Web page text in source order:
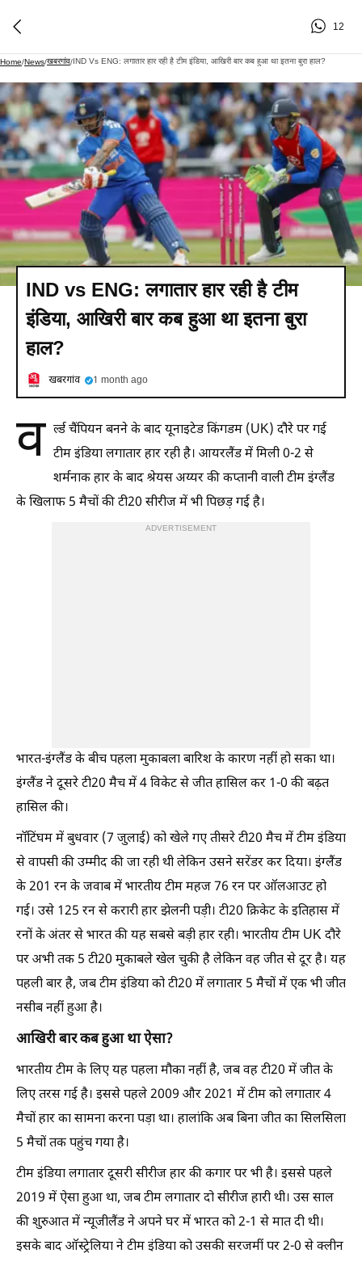
12
Home/News/खबरगांव/IND Vs ENG: लगातार हार रही है टीम इंडिया, आखिरी बार कब हुआ था इतना बुरा हाल?
IND vs ENG: लगातार हार रही है टीम
इंडिया, आखिरी बार कब हुआ था इतना बुरा
हाल?
खबरगांव 1 month ago
व र्ल्ड चैंपियन बनने के बाद यूनाइटेड किंगडम (UK) दौरे पर गई
टीम इंडिया लगातार हार रही है। आयरलैंड में मिली 0-2 से
शर्मनाक हार के बाद श्रेयस अय्यर की कप्तानी वाली टीम इंग्लैंड
के खिलाफ 5 मैचों की टी20 सीरीज में भी पिछड़ गई है।
ADVERTISEMENT
भारत-इंग्लैंड के बीच पहला मुकाबला बारिश के कारण नहीं हो सका था।
इंग्लैंड ने दूसरे टी20 मैच में 4 विकेट से जीत हासिल कर 1-0 की बढ़त
हासिल की।
नॉटिंघम में बुधवार (7 जुलाई) को खेले गए तीसरे टी20 मैच में टीम इंडिया
से वापसी की उम्मीद की जा रही थी लेकिन उसने सरेंडर कर दिया। इंग्लैंड
के 201 रन के जवाब में भारतीय टीम महज 76 रन पर ऑलआउट हो
गई। उसे 125 रन से करारी हार झेलनी पड़ी। टी20 क्रिकेट के इतिहास में
रनों के अंतर से भारत की यह सबसे बड़ी हार रही। भारतीय टीम UK दौरे
पर अभी तक 5 टी20 मुकाबले खेल चुकी है लेकिन वह जीत से दूर है। यह
पहली बार है, जब टीम इंडिया को टी20 में लगातार 5 मैचों में एक भी जीत
नसीब नहीं हुआ है।
आखिरी बार कब हुआ था ऐसा?
भारतीय टीम के लिए यह पहला मौका नहीं है, जब वह टी20 में जीत के
लिए तरस गई है। इससे पहले 2009 और 2021 में टीम को लगातार 4
मैचों हार का सामना करना पड़ा था। हालांकि अब बिना जीत का सिलसिला
5 मैचों तक पहुंच गया है।
टीम इंडिया लगातार दूसरी सीरीज हार की कगार पर भी है। इससे पहले
2019 में ऐसा हुआ था, जब टीम लगातार दो सीरीज हारी थी। उस साल
की शुरुआत में न्यूजीलैंड ने अपने घर में भारत को 2-1 से मात दी थी।
इसके बाद ऑस्ट्रेलिया ने टीम इंडिया को उसकी सरजमीं पर 2-0 से क्लीन